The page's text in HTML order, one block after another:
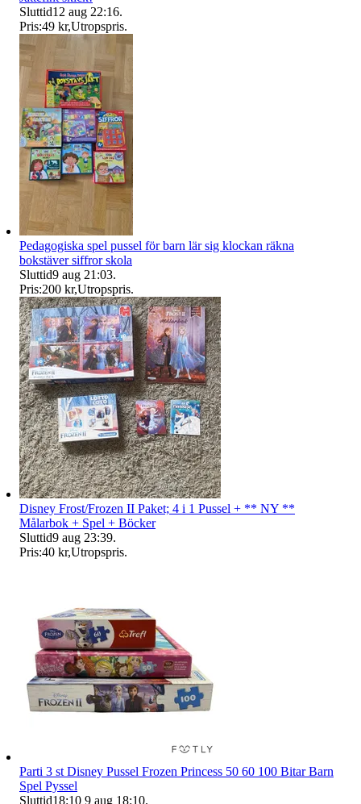
Sluttid12 aug 22:16.
Pris:49 kr,Utropspris.
Pedagogiska spel pussel för barn lär sig klockan räkna
bokstäver siffror skola
Sluttid9 aug 21:03.
Pris:200 kr,Utropspris.
Disney Frost/Frozen II Paket; 4 i 1 Pussel + ** NY **
Målarbok + Spel + Böcker
Sluttid9 aug 23:39.
Pris:40 kr,Utropspris.
Parti 3 st Disney Pussel Frozen Princess 50 60 100 Bitar Barn
Spel Pyssel
Sluttid18:10 9 aug 18:10.